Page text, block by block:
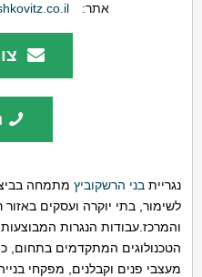
אתר:
נגריית בני הרשקוביץ מתמחה
לשימור, בתי יוקרה ועסקים
הטכנולוגים המתקדמים בתחום,
מעצבי פנים וקבלנים, מפקחי